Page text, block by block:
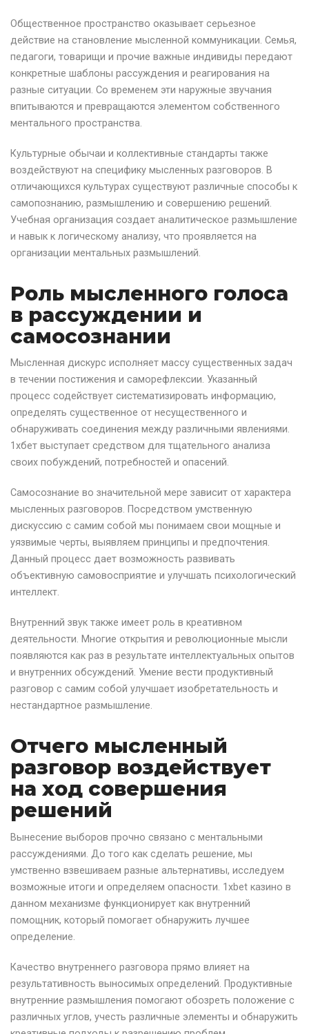
Общественное пространство оказывает серьезное
действие на становление мысленной коммуникации. Семья,
педагоги, товарищи и прочие важные индивиды передают
конкретные шаблоны рассуждения и реагирования на
разные ситуации. Со временем эти наружные звучания
впитываются и превращаются элементом собственного
ментального пространства.
Культурные обычаи и коллективные стандарты также
воздействуют на специфику мысленных разговоров. В
отличающихся культурах существуют различные способы к
самопознанию, размышлению и совершению решений.
Учебная организация создает аналитическое размышление
и навык к логическому анализу, что проявляется на
организации ментальных размышлений.
Роль мысленного голоса
в рассуждении и
самосознании
Мысленная дискурс исполняет массу существенных задач
в течении постижения и саморефлексии. Указанный
процесс содействует систематизировать информацию,
определять существенное от несущественного и
обнаруживать соединения между различными явлениями.
1хбет выступает средством для тщательного анализа
своих побуждений, потребностей и опасений.
Самосознание во значительной мере зависит от характера
мысленных разговоров. Посредством умственную
дискуссию с самим собой мы понимаем свои мощные и
уязвимые черты, выявляем принципы и предпочтения.
Данный процесс дает возможность развивать
объективную самовосприятие и улучшать психологический
интеллект.
Внутренний звук также имеет роль в креативном
деятельности. Многие открытия и революционные мысли
появляются как раз в результате интеллектуальных опытов
и внутренних обсуждений. Умение вести продуктивный
разговор с самим собой улучшает изобретательность и
нестандартное размышление.
Отчего мысленный
разговор воздействует
на ход совершения
решений
Вынесение выборов прочно связано с ментальными
рассуждениями. До того как сделать решение, мы
умственно взвешиваем разные альтернативы, исследуем
возможные итоги и определяем опасности. 1xbet казино в
данном механизме функционирует как внутренний
помощник, который помогает обнаружить лучшее
определение.
Качество внутреннего разговора прямо влияет на
результативность выносимых определений. Продуктивные
внутренние размышления помогают обозреть положение с
различных углов, учесть различные элементы и обнаружить